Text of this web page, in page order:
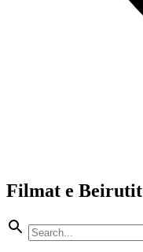
Filmat e Beirutit